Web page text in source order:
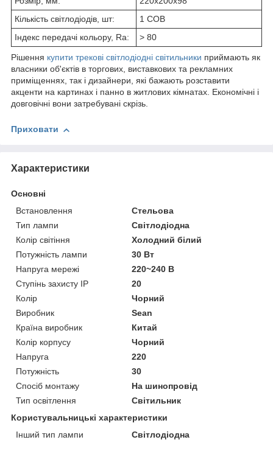
Кількість світлодіодів, шт:
1 СОВ
Індекс передачі кольору, Ra:
> 80
Рішення купити трекові світлодіодні світильники приймають як
власники об'єктів в торгових, виставкових та рекламних
приміщеннях, так і дизайнери, які бажають розставити
акценти на картинах і панно в житлових кімнатах. Економічні і
довговічні вони затребувані скрізь.
Приховати
Характеристики
Основні
Встановлення
Стельова
Тип лампи
Світлодіодна
Колір світіння
Холодний білий
Потужність лампи
30 Вт
Напруга мережі
220~240 В
Ступінь захисту IP
20
Колір
Чорний
Виробник
Sean
Країна виробник
Китай
Колір корпусу
Чорний
Напруга
220
Потужність
30
Спосіб монтажу
На шинопровід
Тип освітлення
Світильник
Користувальницькі характеристики
Інший тип лампи
Світлодіодна